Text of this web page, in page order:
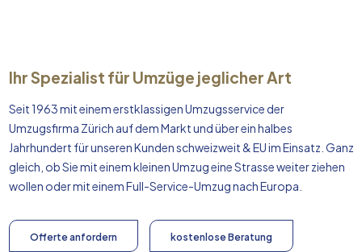
Ihr Spezialist für Umzüge jeglicher Art
Seit 1963 mit einem erstklassigen Umzugsservice der
Umzugsfirma Zürich auf dem Markt und über ein halbes
Jahrhundert für unseren Kunden schweizweit & EU im Einsatz. Ganz
gleich, ob Sie mit einem kleinen Umzug eine Strasse weiter ziehen
wollen oder mit einem Full-Service-Umzug nachEuropa
Offerte anfordern kostenlose Beratung